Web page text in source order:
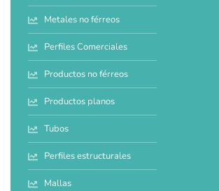
Metales no férreos
Perfiles Comerciales
Productos no férreos
Productos planos
Tubos
Perfiles estructurales
Mallas